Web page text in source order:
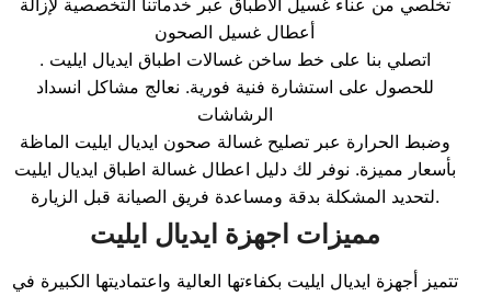
تخلصي من عناء غسيل الأطباق عبر خدماتنا التخصصية لإزالة
أعطال غسيل الصحون
. اتصلي بنا على خط ساخن غسالات اطباق ايديال ايليت
للحصول على استشارة فنية فورية. نعالج مشاكل انسداد
الرشاشات
وضبط الحرارة عبر تصليح غسالة صحون ايديال ايليت الماظة
بأسعار مميزة. نوفر لك دليل اعطال غسالة اطباق ايديال ايليت
لتحديد المشكلة بدقة ومساعدة فريق الصيانة قبل الزيارة.
مميزات اجهزة ايديال ايليت
تتميز أجهزة ايديال ايليت بكفاءتها العالية واعتماديتها الكبيرة في